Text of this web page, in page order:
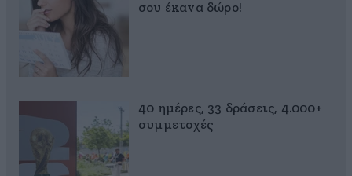
σου έκανα δώρο!
40 ημέρες, 33 δράσεις, 4.000+
συμμετοχές